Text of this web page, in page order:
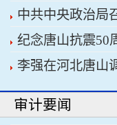
党外人士座谈会
中共中央政治局
会 分析研究当前
书记习近平主持
纪念唐山抗震50
李强在河北唐山
灾救灾能力 切实
审计要闻